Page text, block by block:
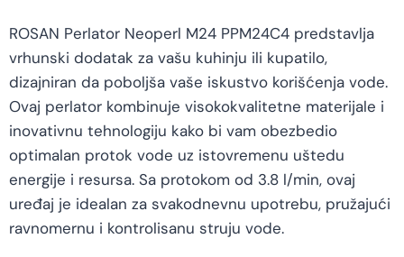
ROSAN Perlator Neoperl M24 PPM24C4 predstavlja
vrhunski dodatak za vašu kuhinju ili kupatilo,
dizajniran da poboljša vaše iskustvo korišćenja vode.
Ovaj perlator kombinuje visokokvalitetne materijale i
inovativnu tehnologiju kako bi vam obezbedio
optimalan protok vode uz istovremenu uštedu
energije i resursa. Sa protokom od 3.8 l/min, ovaj
uređaj je idealan za svakodnevnu upotrebu, pružajući
ravnomernu i kontrolisanu struju vode.